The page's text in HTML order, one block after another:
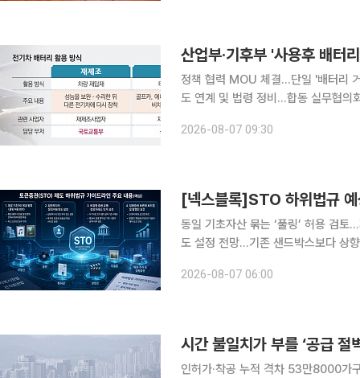
산업부·기후부 '사용후 배터
정책 협력 MOU 체결…단일 '배터리 거래·이력 관리
도 연계 및 법령 정비…합동 실무협의회 가동 산업통상부와 기후에너지환경부가 '
리 및 유통 시스템을 일원화하고, 재
2026-08-07 09:30
[넥스블록]STO 하위법규 예
동일 기초자산 묶는 ‘풀링’ 허용 검토
도 설정 전망…기존 샌드박스보다 상
(Pooling)’ 허용 범위와 일반투자자
2026-08-07 06:00
시간 불일치가 부를 ‘공급
인허가·착공 누적 격차 53만8000가